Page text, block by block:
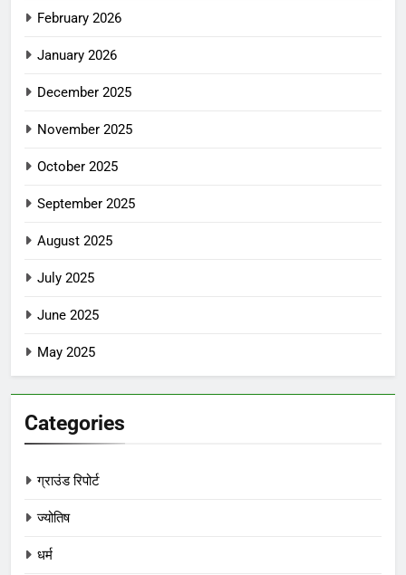
February 2026
January 2026
December 2025
November 2025
October 2025
September 2025
August 2025
July 2025
June 2025
May 2025
Categories
ग्राउंड रिपोर्ट
ज्योतिष
धर्म